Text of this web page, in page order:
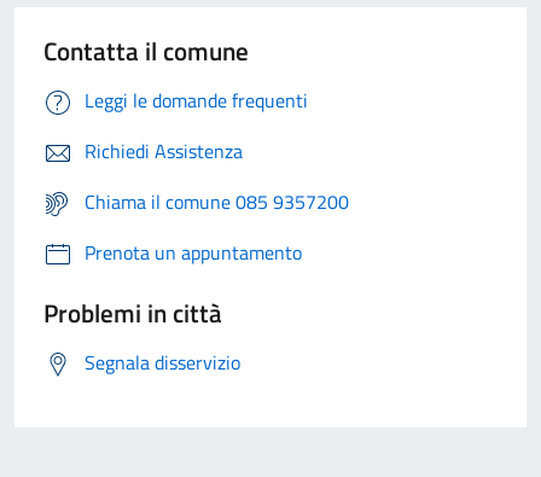
Contatta il comune
Leggi le domande frequenti
Richiedi Assistenza
Chiama il comune 085 9357200
Prenota un appuntamento
Problemi in città
Segnala disservizio